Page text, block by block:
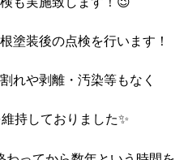
塗装後の点検を行います！
れや剥離・汚染等もなく
持しておりました✨